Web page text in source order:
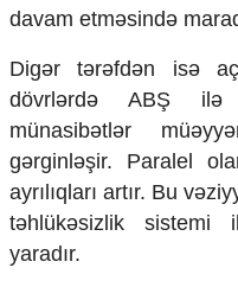
davam etməsində
Digər tərəfdən isə
dövrlərdə ABŞ ilə
münasibətlər
gərginləşir. Paralel
ayrılıqları artır. Bu
təhlükəsizlik sistemi
yaradır.